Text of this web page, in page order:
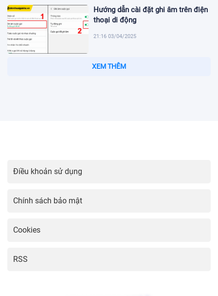
Hướng dẫn cài đặt ghi âm trên điện
thoại di động
21:16 03/04/2025